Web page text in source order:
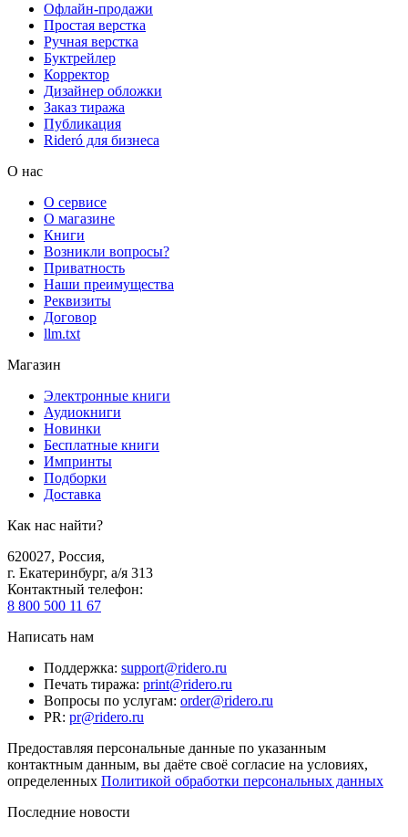
Офлайн-продажи
Простая верстка
Ручная верстка
Буктрейлер
Корректор
Дизайнер обложки
Заказ тиража
Публикация
Rideró для бизнеса
О нас
О сервисе
О магазине
Книги
Возникли вопросы?
Приватность
Наши преимущества
Реквизиты
Договор
llm.txt
Магазин
Электронные книги
Аудиокниги
Новинки
Бесплатные книги
Импринты
Подборки
Доставка
Как нас найти?
620027, Россия,
г. Екатеринбург, а/я 313
Контактный телефон:
8 800 500 11 67
Написать нам
Поддержка: support@ridero.ru
Печать тиража: print@ridero.ru
Вопросы по услугам: order@ridero.ru
PR: pr@ridero.ru
Предоставляя персональные данные по указанным
контактным данным, вы даёте своё согласие на условиях,
определенных Политикой обработки персональных данных
Последние новости